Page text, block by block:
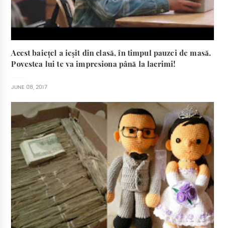
Acest baiețel a ieșit din clasă, în timpul pauzei de masă.
Povestea lui te va impresiona până la lacrimi!
JUNE 08, 2017